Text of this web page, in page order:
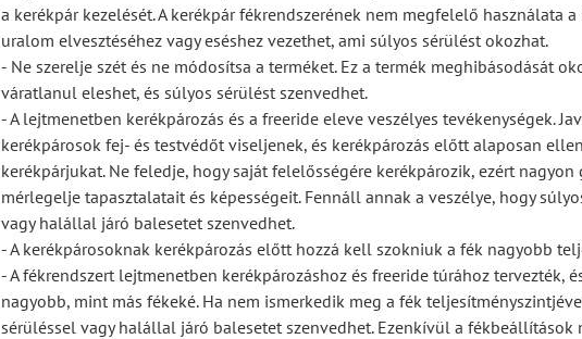
a kerékpár kezelését. A kerékpár fékrendszerének nem megfelelő használata
uralom elvesztéséhez vagy eséshez vezethet, ami súlyos sérülést okozhat.
- Ne szerelje szét és ne módosítsa a terméket. Ez a termék meghibásodását
váratlanul eleshet, és súlyos sérülést szenvedhet.
- A lejtmenetben kerékpározás és a freeride eleve veszélyes tevékenységek.
kerékpárosok fej- és testvédőt viseljenek, és kerékpározás előtt alaposan
kerékpárjukat. Ne feledje, hogy saját felelősségére kerékpározik, ezért nagyon
mérlegelje tapasztalatait és képességeit. Fennáll annak a veszélye, hogy
vagy halállal járó balesetet szenvedhet.
- A kerékpárosoknak kerékpározás előtt hozzá kell szokniuk a fék nagyobb
- A fékrendszert lejtmenetben kerékpározáshoz és freeride túrához tervezték,
nagyobb, mint más fékeké. Ha nem ismerkedik meg a fék
sérüléssel vagy halállal járó balesetet szenvedhet. Ezenkívül a fékbeállítások